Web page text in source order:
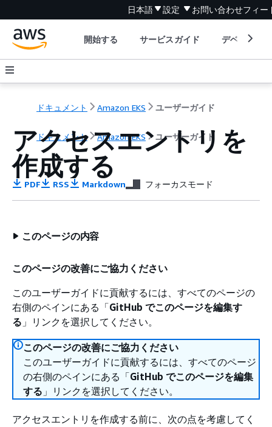
日本語 設定 お問い合わせフィー
開始する サービスガイド デベロッパ
ドキュメント Amazon EKS ユーザーガイド
ドキュメント Amazon EKS ユーザーガイド
アクセスエントリを
作成する
PDF RSS Markdown フォーカスモード
このページの内容
このページの改善にご協力ください
このユーザーガイドに貢献するには、すべてのページの
右側のペインにある「GitHub でこのページを編集す
る 」リンクを選択してください。
このページの改善にご協力ください
このユーザーガイドに貢献するには、すべてのページ
の右側のペインにある「GitHub でこのページを編集
する 」リンクを選択してください。
アクセスエントリを作成する前に、次の点を考慮してく